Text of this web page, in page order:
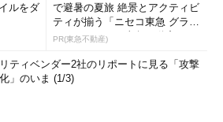
ルをダ
で避暑の夏旅 絶景とアクティビ
ティが揃う「ニセコ東急 グラ
ン・ヒラフ」～東急不動産
PR(東急不動産)
ティベンダー2社のリポートに見る「攻撃
」のいま (1/3)